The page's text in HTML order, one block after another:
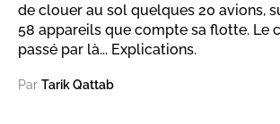
de clouer au sol quelques 20 avions,
58 appareils que compte sa flotte. Le
passé par là... Explications.
Par Tarik Qattab